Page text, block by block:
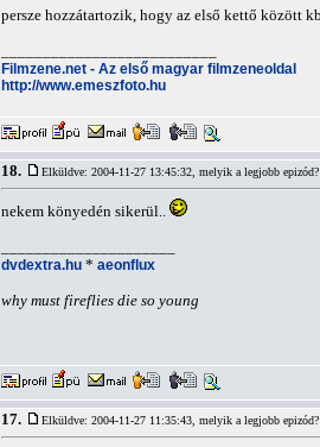
persze hozzátartozik, hogy az első kettő között
Filmzene.net - Az első magyar filmzeneoldal
http://www.emeszfoto.hu
18. Elküldve: 2004-11-27 13:45:32, melyik a legjobb
nekem könyedén sikerül..
dvdextra.hu * aeonflux
why must fireflies die so young
17. Elküldve: 2004-11-27 11:35:43, melyik a legjobb